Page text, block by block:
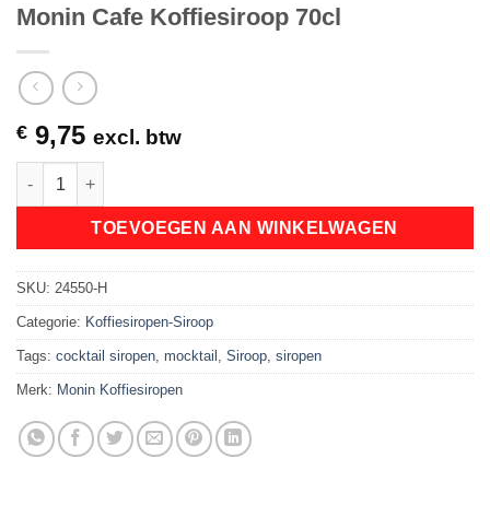
Monin Cafe Koffiesiroop 70cl
€ 9,75 excl. btw
Monin Cafe Koffiesiroop 70cl aantal
TOEVOEGEN AAN WINKELWAGEN
SKU: 24550-H
Categorie: Koffiesiropen-Siroop
Tags: cocktail siropen, mocktail , Siroop, siropen
Merk: Monin Koffiesiropen